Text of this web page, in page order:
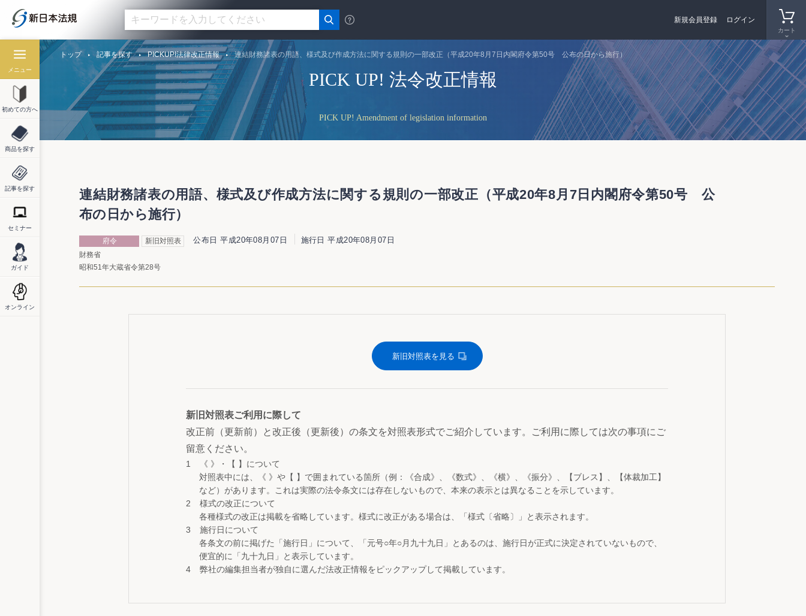
カート
新規会員登録 ログイン
メニュー
初めての方へ
商品を探す
記事を探す
セミナー
ガイド
オンライン
PICK UP! 法令改正情報
PICK UP! Amendment of legislation information
トップ 記事を探す PICKUP!法律改正情報 連結財務諸表の用語、様式及び作成方法に関する規則の一部改正（平成20年8月7日内閣府令第50号 公布の日から施行）
連結財務諸表の用語、様式及び作成方法に関する規則の一部改正（平成20年8月7日内閣府令第50号 公
布の日から施行）
府令 新旧対照表 公布日 平成20年08月07日 施行日 平成20年08月07日
財務省
昭和51年大蔵省令第28号
新旧対照表を見る
新旧対照表ご利用に際して
改正前（更新前）と改正後（更新後）の条文を対照表形式でご紹介しています。ご利用に際しては次の事項にご
留意ください。
《 》・【 】について
対照表中には、《 》や【 】で囲まれている箇所（例：《合成》、《数式》、《横》、《振分》、【ブレス】、【体裁加工】
など）があります。これは実際の法令条文には存在しないもので、本来の表示とは異なることを示しています。
様式の改正について
各種様式の改正は掲載を省略しています。様式に改正がある場合は、「様式〔省略〕」と表示されます。
施行日について
各条文の前に掲げた「施行日」について、「元号○年○月九十九日」とあるのは、施行日が正式に決定されていないもので、
便宜的に「九十九日」と表示しています。
弊社の編集担当者が独自に選んだ法改正情報をピックアップして掲載しています。